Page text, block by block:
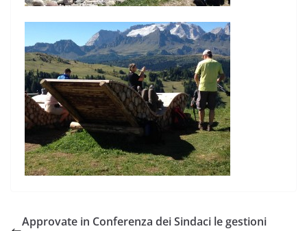
Approvate in Conferenza dei Sindaci le gestioni